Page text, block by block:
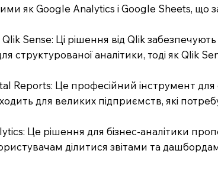
як Google Analytics і Google Sheets, що
Qlik Sense: Ці рішення від Qlik
структурованої аналітики, тоді як Qlik
Reports: Це професійний інструмент для
для великих підприємств, які
Це рішення для бізнес-аналітики
ділитися звітами та